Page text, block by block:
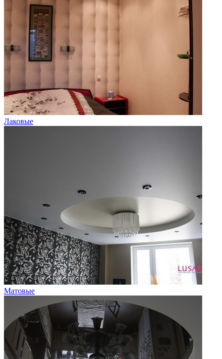
Лаковые
Матовые